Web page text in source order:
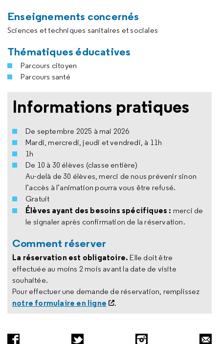
Enseignements concernés
Sciences et techniques sanitaires et sociales
Thématiques éducatives
Parcours citoyen
Parcours santé
Informations pratiques
De septembre 2025 à mai 2026
Mardi, mercredi, jeudi et vendredi, à 11h
1h
De 10 à 30 élèves (classe entière)
Au-delà de 30 élèves, merci de nous prévenir sinon
l’accès à l’animation pourra vous être refusé.
Gratuit
Élèves ayant des besoins spécifiques : merci de
le signaler après confirmation de la réservation.
Comment réserver
La réservation est obligatoire. Elle doit être
effectuée au moins 2 mois avant la date de visite
souhaitée.
Pour effectuer une demande de réservation, remplissez
notre formulaire en ligne .